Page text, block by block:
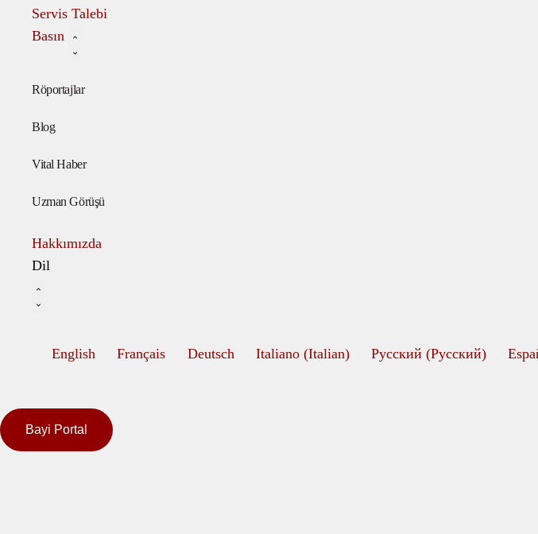
Servis Talebi
Basın
Röportajlar
Blog
Vital Haber
Uzman Görüşü
Hakkımızda
Dil
English Français Deutsch Italiano(Italian) Русский (Pусский)
Bayi Portal